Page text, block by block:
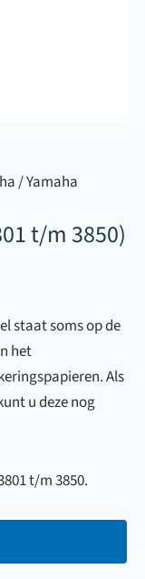
/ Yamaha
t/m 3850)
staat soms op de
het
Als
u deze nog
t/m 3850.